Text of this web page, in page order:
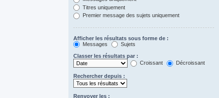
Titres uniquement
Premier message des sujets uniquement
Afficher les résultats sous forme de :
Messages
Sujets
Classer les résultats par :
Croissant
Décroissant
Rechercher depuis :
Renvoyer les :